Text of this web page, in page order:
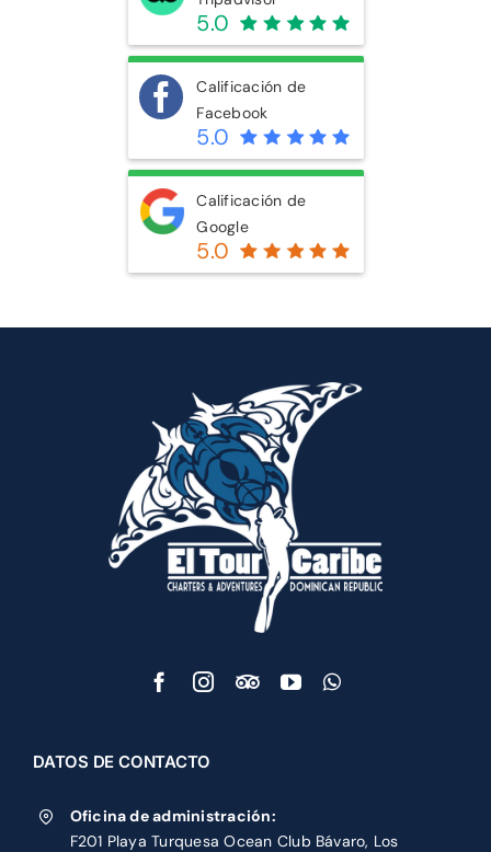
5.0
Calificación de
Facebook
5.0
Calificación de
Google
5.0
DATOS DE CONTACTO
Oficina de administración:
F201 Playa Turquesa Ocean Club Bávaro, Los